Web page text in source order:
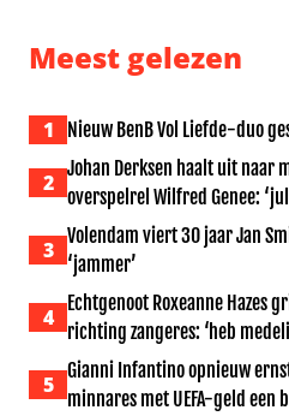
Meest gelezen
1 Nieuw BenB Vol Liefde-duo
2
Johan Derksen haalt uit naar
overspelrel Wilfred Genee:
3
Volendam viert 30 jaar Jan
‘jammer’
4
Echtgenoot Roxeanne Hazes
richting zangeres: ‘heb
5
Gianni Infantino opnieuw
minnares met UEFA-geld een